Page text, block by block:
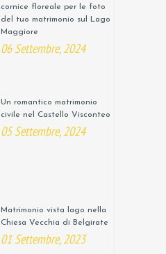
cornice floreale per le foto
del tuo matrimonio sul Lago
Maggiore
06 Settembre, 2024
Un romantico matrimonio
civile nel Castello Visconteo
05 Settembre, 2024
Matrimonio vista lago nella
Chiesa Vecchia di Belgirate
01 Settembre, 2023